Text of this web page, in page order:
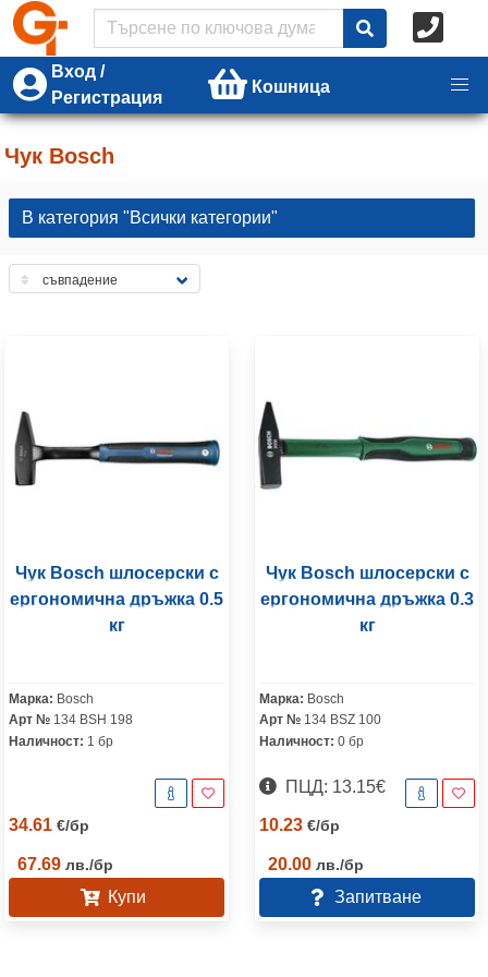
Вход /
Регистрация
Кошница
Чук Bosch
В категория "Всички категории"
Чук Bosch шлосерски с
ергономична дръжка 0.5
кг
Марка: Bosch
Арт № 134 BSH 198
Наличност: 1 бр
34.61 €/бр
67.69 лв./бр
Купи
Чук Bosch шлосерски с
ергономична дръжка 0.3
кг
Марка: Bosch
Арт № 134 BSZ 100
Наличност: 0 бр
ПЦД: 13.15€
10.23 €/бр
20.00 лв./бр
Запитване